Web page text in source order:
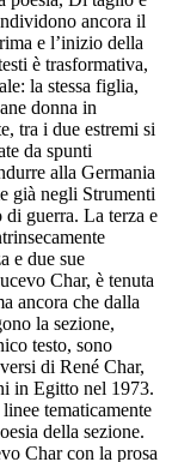
ancora il
e l’inizio della
è trasformativa,
la stessa figlia,
donna in
tra i due estremi si
da spunti
alla Germania
già negli Strumenti
di guerra. La terza e
e due sue
Char, è tenuta
ancora che dalla
la sezione,
testo, sono
di René Char,
in Egitto nel 1973.
tematicamente
della sezione.
Char con la prosa